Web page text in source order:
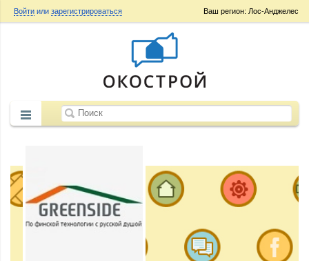
Ваш регион: Лос-Анджелес
Войти или зарегистрироваться